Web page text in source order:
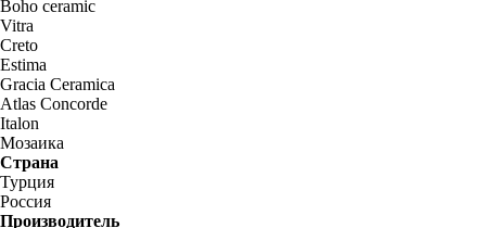
Boho ceramic
Vitra
Creto
Estima
Gracia Ceramica
Atlas Concorde
Italon
Мозаика
Страна
Турция
Россия
Производитель